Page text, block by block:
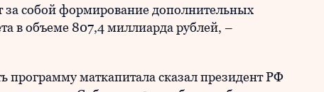
за собой формирование дополнительных
в объеме 807,4 миллиарда рублей, –
маткапитала сказал президент РФ